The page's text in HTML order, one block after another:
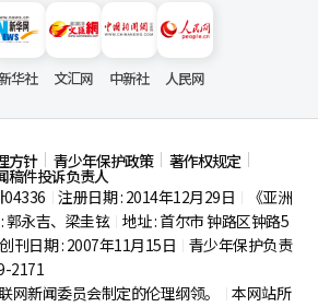
华社 文汇网 中新社 人民网
方针 青少年保护政策 著作权规定
稿件投诉负责人
04336 注册日期 : 2014年12月29日
《亚洲
郭永吉、梁圭铉 地址 : 首尔市钟路区钟路5
创刊日期 : 2007年11月15日
青少年保护负责
2171
网新闻委员会制定的伦理纲领。
本网站所